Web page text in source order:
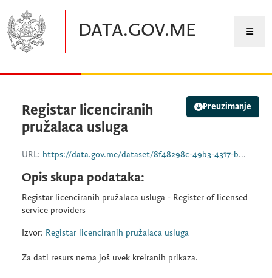
DATA.GOV.ME
Preuzimanje
Registar licenciranih
pružalaca usluga
URL: https://data.gov.me/dataset/8f48298c-49b3-4317-bb3b-aba763d7f23c/resource/f440520c-8e57-4ebe-8ed6-8d1c4639f7f2/download/registar-licenciranih-pruzalaca-usluga-1732720371.xlsx
Opis skupa podataka:
Registar licenciranih pružalaca usluga - Register of licensed
service providers
Izvor: Registar licenciranih pružalaca usluga
Za dati resurs nema još uvek kreiranih prikaza.